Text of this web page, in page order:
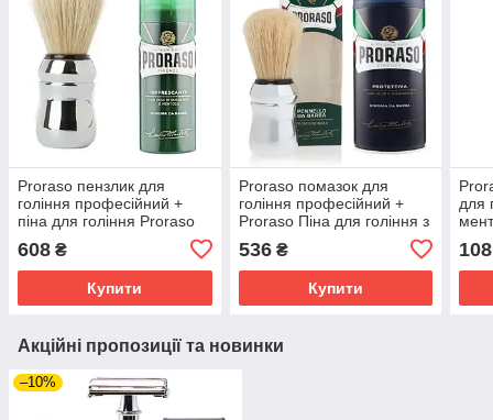
Proraso пензлик для
гоління професійний +
піна для гоління Proraso
ментолом 100 мл
608 ₴
Купити
Proraso помазок для
гоління професійний +
Proraso Піна для гоління з
вітаміном Е 400 мл
536₴
Купити
для
108
Акційні пропозиції та новинки
–10%